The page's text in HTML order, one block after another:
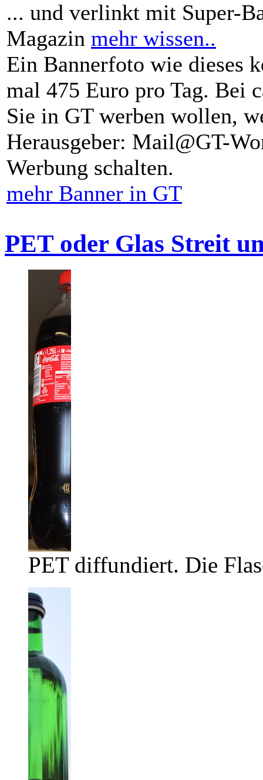
... und verlinkt mit Super-
Magazin mehr wissen..
Ein Bannerfoto wie dieses
mal 475 Euro pro Tag. Bei
Sie in GT werben wollen,
Herausgeber: Mail@GT-
Werbung schalten.
mehr Banner in GT
PET oder Glas Streit
PET diffundiert. Die